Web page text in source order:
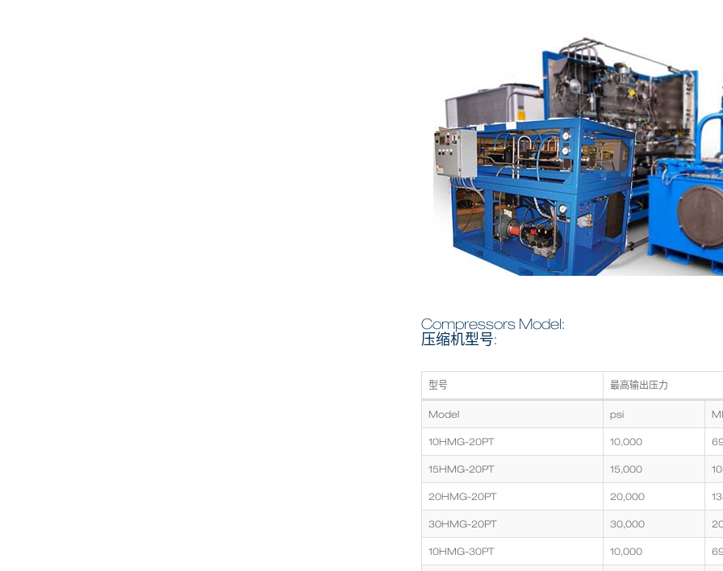
Compressors Model:
压缩机型号:
气
形
压
缩
型
列
型号 最高输出压力
Model psi
10HMG-20PT 10,000
15HMG-20PT 15,000
20HMG-20PT 20,000
30HMG-20PT 30,000
10HMG-30PT 10,000